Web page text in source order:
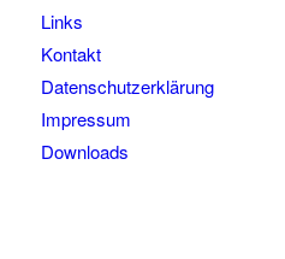
Links
Kontakt
Datenschutzerklärung
Impressum
Downloads